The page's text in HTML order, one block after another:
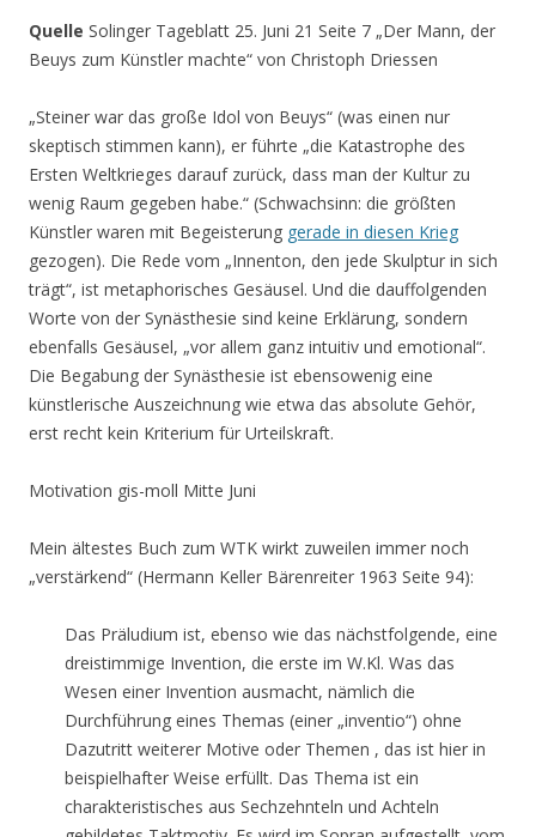
Quelle Solinger Tageblatt 25. Juni 21 Seite 7 „Der Mann, der
Beuys zum Künstler machte“ von Christoph Driessen
„Steiner war das große Idol von Beuys“ (was einen nur
skeptisch stimmen kann), er führte „die Katastrophe des
Ersten Weltkrieges darauf zurück, dass man der Kultur zu
wenig Raum gegeben habe.“ (Schwachsinn: die größten
Künstler waren mit Begeisterung gerade in diesen Krieg
gezogen). Die Rede vom „Innenton, den jede Skulptur in sich
trägt“, ist metaphorisches Gesäusel. Und die dauffolgenden
Worte von der Synästhesie sind keine Erklärung, sondern
ebenfalls Gesäusel, „vor allem ganz intuitiv und emotional“.
Die Begabung der Synästhesie ist ebensowenig eine
künstlerische Auszeichnung wie etwa das absolute Gehör,
erst recht kein Kriterium für Urteilskraft.
Motivation gis-moll Mitte Juni
Mein ältestes Buch zum WTK wirkt zuweilen immer noch
„verstärkend“ (Hermann Keller Bärenreiter 1963 Seite 94):
Das Präludium ist, ebenso wie das nächstfolgende, eine
dreistimmige Invention, die erste im W.Kl. Was das
Wesen einer Invention ausmacht, nämlich die
Durchführung eines Themas (einer „inventio“) ohne
Dazutritt weiterer Motive oder Themen , das ist hier in
beispielhafter Weise erfüllt. Das Thema ist ein
charakteristisches aus Sechzehnteln und Achteln